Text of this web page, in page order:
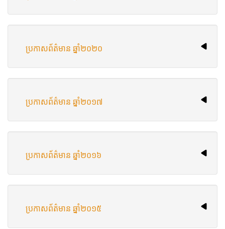
ប្រកាសព័ត៌មាន ឆ្នាំ​២០២០
ប្រកាសព័ត៌មាន​ ឆ្នាំ​២០១៧
ប្រកាសព័ត៌មាន​ ឆ្នាំ​២០១៦
ប្រកាសព័ត៌មាន ឆ្នាំ​២០១៥